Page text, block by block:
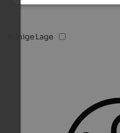
Ruhige Lage